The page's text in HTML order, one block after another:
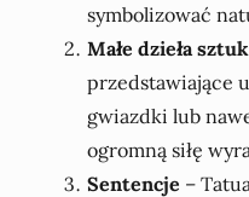
symbolizować
Małe dzieła
przedstawiające
gwiazdki lub
ogromną siłę
Sentencje –